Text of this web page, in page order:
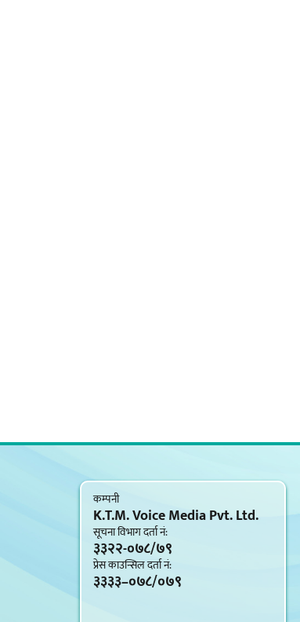
कम्पनी
K.T.M. Voice Media Pvt. Ltd.
सूचना विभाग दर्ता नं‍:
३३२२-०७८/७९
प्रेस काउन्सिल दर्ता नं‍:
३३३३–०७८/०७९